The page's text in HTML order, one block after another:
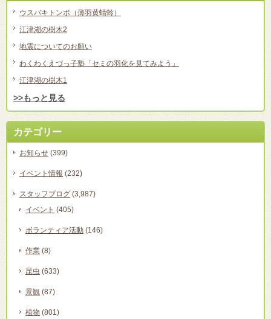
ウスバキトンボ（薄羽黄蜻蛉）
江津湖の樹木2
地震についてのお願い
わくわくえづっ子塾「セミの羽化を見てみよう」
江津湖の樹木1
>>もっと見る
カテゴリー
お知らせ (399)
イベント情報 (232)
スタッフブログ (3,987)
イベント (405)
ボランティア活動 (146)
作業 (8)
昆虫 (633)
景観 (87)
植物 (801)